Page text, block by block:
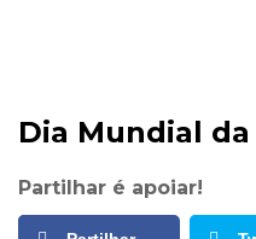
Dia Mundial
Partilhar é apoiar!